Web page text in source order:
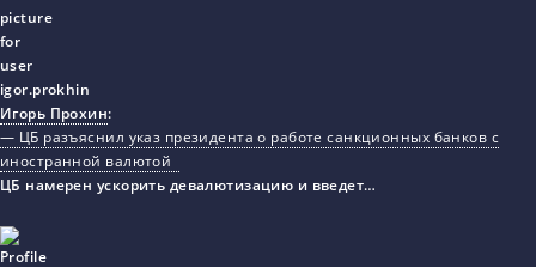
Игорь Прохин:
— ЦБ разъяснил указ президента о работе санкционных банков с
иностранной валютой
ЦБ намерен ускорить девалютизацию и введет…